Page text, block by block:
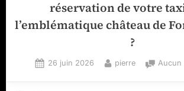
métaux
réinvente
le
tourisme
réservation de votre
l’emblématique château de
?
Posted
26 juin 2026 By
pierre Aucun